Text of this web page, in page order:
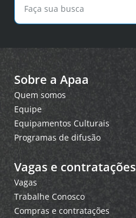
Sobre a Apaa
Quem somos
Equipe
Equipamentos Culturais
Programas de difusão
Vagas e contratações
Vagas
Trabalhe Conosco
Compras e contratações